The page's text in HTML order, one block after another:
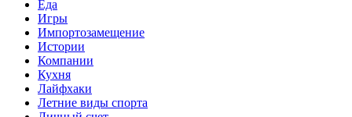
Еда
Игры
Импортозамещение
Истории
Компании
Кухня
Лайфхаки
Летние виды спорта